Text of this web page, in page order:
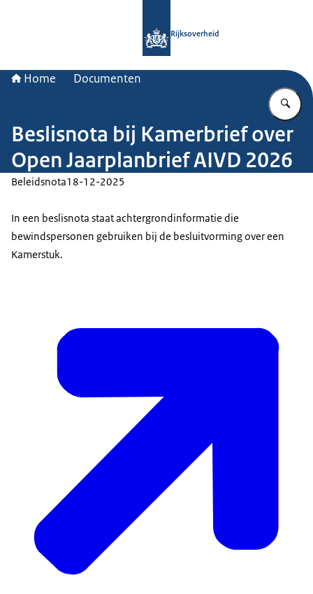
Rijksoverheid
Home Documenten
Beslisnota bij Kamerbrief over
Open Jaarplanbrief AIVD 2026
Beleidsnota18-12-2025
In een beslisnota staat achtergrondinformatie die
bewindspersonen gebruiken bij de besluitvorming over een
Kamerstuk.